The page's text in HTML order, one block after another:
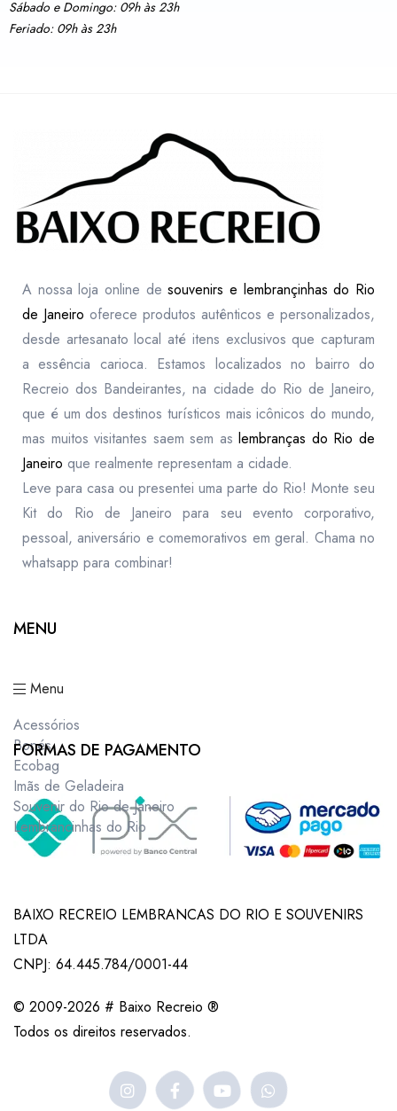
Sábado e Domingo: 09h às 23h
Feriado: 09h às 23h
A nossa loja online desouvenirs e lembrançinhas do Rio
de Janeiro oferece produtos autênticos e personalizados,
desde artesanato local até itens exclusivos que capturam
a essência carioca. Estamos localizados no bairro do
Recreio dos Bandeirantes, na cidade do Rio de Janeiro,
que é um dos destinos turísticos mais icônicos do mundo,
mas muitos visitantes saem sem aslembranças do Rio de
Janeiro que realmente representam a cidade.
Leve para casa ou presentei uma parte do Rio! Monte seu
Kit do Rio de Janeiro para seu evento corporativo,
pessoal, aniversário e comemorativos em geral. Chama no
whatsapp para combinar!
MENU
Menu
Acessórios
Bonés
Ecobag
Imãs de Geladeira
Souvenir do Rio de Janeiro
Lembrancinhas do Rio
FORMAS DE PAGAMENTO
BAIXO RECREIO LEMBRANCAS DO RIO E SOUVENIRS
LTDA
CNPJ: 64.445.784/0001-44
© 2009-2026 # Baixo Recreio ®
Todos os direitos reservados.